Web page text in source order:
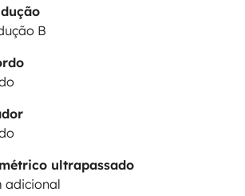
B
ultrapassado
adicional